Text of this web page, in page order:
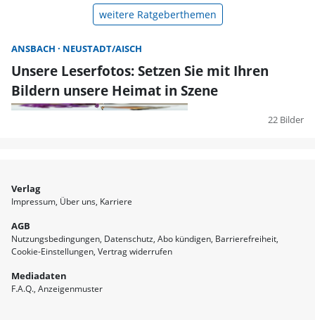
weitere Ratgeberthemen
ANSBACH NEUSTADT/AISCH
Unsere Leserfotos: Setzen Sie mit Ihren
Bildern unsere Heimat in Szene
22 Bilder
Verlag
Impressum Über uns Karriere
AGB
Nutzungsbedingungen Datenschutz Abo kündigen Barrierefreiheit
Cookie-Einstellungen Vertrag widerrufen
Mediadaten
F.A.Q. Anzeigenmuster